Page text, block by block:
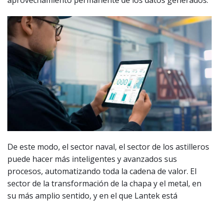
De este modo, el sector naval, el sector de los astilleros
puede hacer más inteligentes y avanzados sus
procesos, automatizando toda la cadena de valor. El
sector de la transformación de la chapa y el metal, en
su más amplio sentido, y en el que Lantek está